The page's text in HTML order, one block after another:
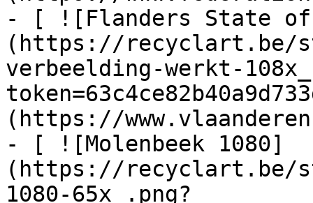
- [ ![Flanders State
(https://recyclart.be/
verbeelding-werkt-
(https://
- [ ![Molenbeek 1080]
(https://recyclart.be/
1080-65x_.png?